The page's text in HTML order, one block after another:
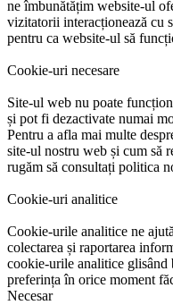
ne îmbunătățim website-ul
vizitatorii interacționează cu
pentru ca website-ul să
Cookie-uri necesare
Site-ul web nu poate
și pot fi dezactivate numai
Pentru a afla mai multe
site-ul nostru web și cum să
rugăm să consultați politica
Cookie-uri analitice
Cookie-urile analitice ne
colectarea și raportarea
cookie-urile analitice glisând
preferința în orice moment
Necesar